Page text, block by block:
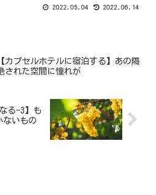
て得という事になるのか。 ...
2022.05.04 2022.06.14
【カプセルホテルに宿泊する】あの隔
された空間に憧れが
る-3】も
ないもの